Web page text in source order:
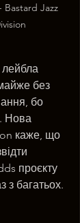
Jazz
лейбла
без
бо
Нова
каже, що
проєкту
з багатьох.